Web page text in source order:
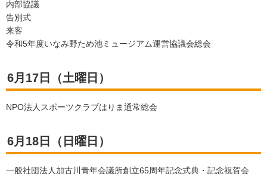
内部協議
告別式
来客
令和5年度いなみ野ため池ミュージアム運営協議会総会
6月17日（土曜日）
NPO法人スポーツクラブはりま通常総会
6月18日（日曜日）
一般社団法人加古川青年会議所創立65周年記念式典・記念祝賀会